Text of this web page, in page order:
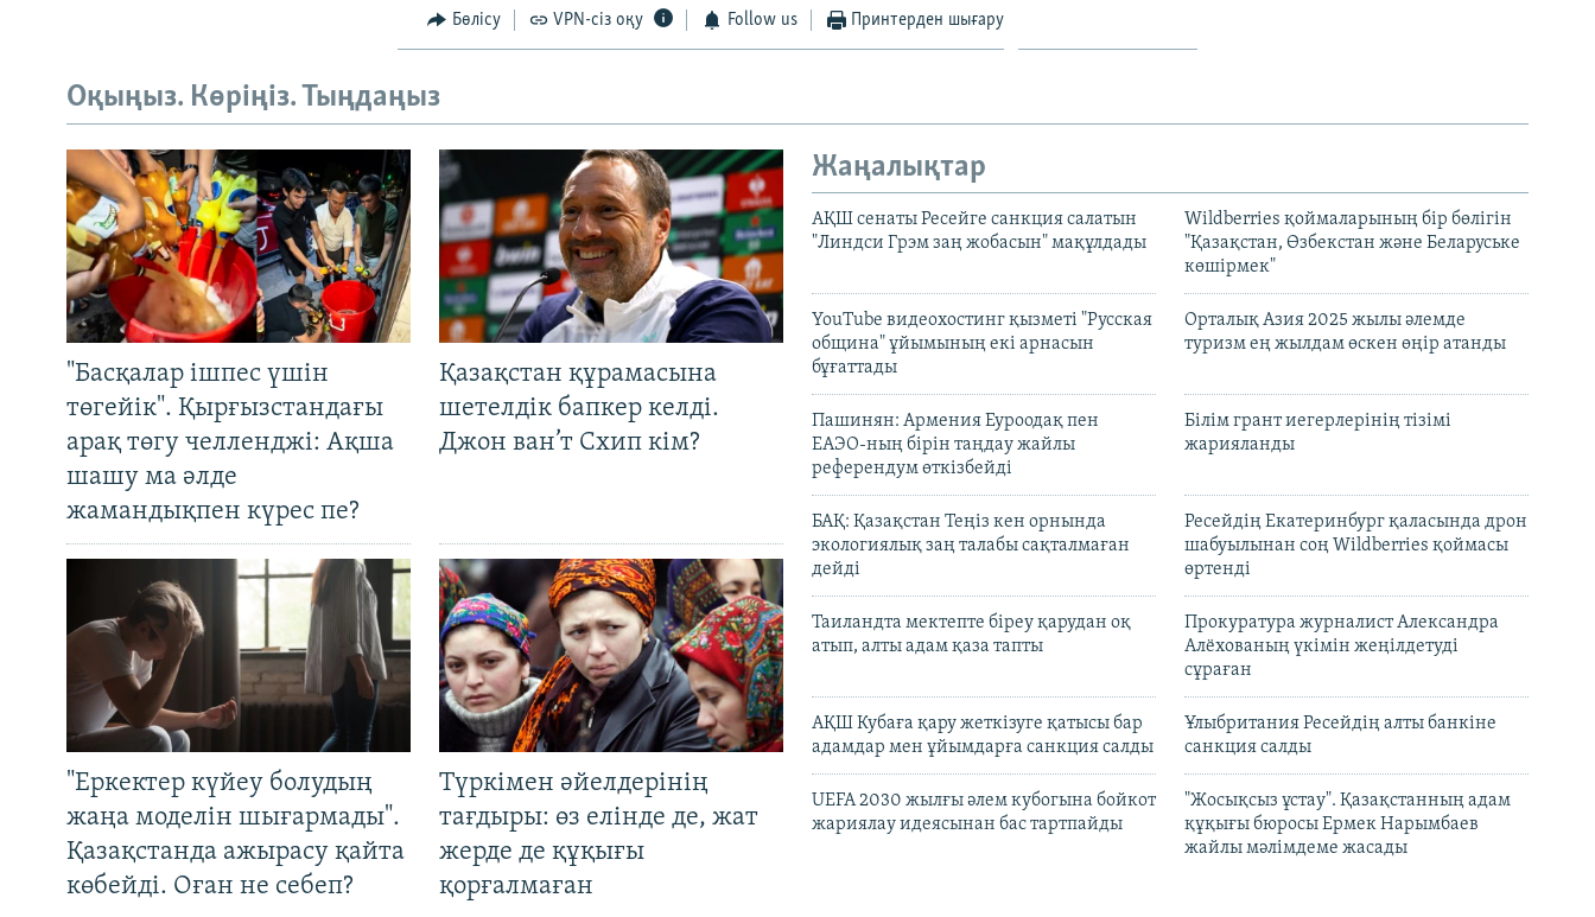
Бөлісу VPN-сіз оқу Follow us Принтерден шығару
Оқыңыз. Көріңіз. Тыңдаңыз
"Басқалар ішпес үшін
төгейік". Қырғызстандағы
арақ төгу челленджі: Ақша
шашу ма әлде
жамандықпен күрес пе?
Қазақстан құрамасына
шетелдік бапкер келді.
Джон ван’т Схип кім?
"Еркектер күйеу болудың
жаңа моделін шығармады".
Қазақстанда ажырасу қайта
көбейді. Оған не себеп?
Түркімен әйелдерінің
тағдыры: өз елінде де, жат
жерде де құқығы
қорғалмаған
Жаңалықтар
АҚШ сенаты Ресейге санкция салатын
"Линдси Грэм заң жобасын" мақұлдады
Wildberries қоймаларының бір бөлігін
"Қазақстан, Өзбекстан және Беларуське
көшірмек"
YouTube видеохостинг қызметі "Русская
община" ұйымының екі арнасын
бұғаттады
Орталық Азия 2025 жылы әлемде
туризм ең жылдам өскен өңір атанды
Пашинян: Армения Еуроодақ пен
ЕАЭО-ның бірін таңдау жайлы
референдум өткізбейді
Білім грант иегерлерінің тізімі
жарияланды
БАҚ: Қазақстан Теңіз кен орнында
экологиялық заң талабы сақталмаған
дейді
Ресейдің Екатеринбург қаласында дрон
шабуылынан соң Wildberries қоймасы
өртенді
Таиландта мектепте біреу қарудан оқ
атып, алты адам қаза тапты
Прокуратура журналист Александра
Алёхованың үкімін жеңілдетуді
сұраған
АҚШ Кубаға қару жеткізуге қатысы бар
адамдар мен ұйымдарға санкция салды
Ұлыбритания Ресейдің алты банкіне
санкция салды
UEFA 2030 жылғы әлем кубогына бойкот
жариялау идеясынан бас тартпайды
"Жосықсыз ұстау". Қазақстанның адам
құқығы бюросы Ермек Нарымбаев
жайлы мәлімдеме жасады